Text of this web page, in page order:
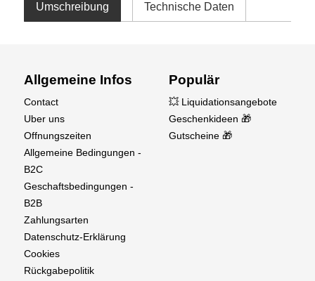
Umschreibung Technische Daten
Allgemeine Infos
Contact
Uber uns
Offnungszeiten
Allgemeine Bedingungen -
B2C
Geschaftsbedingungen -
B2B
Zahlungsarten
Datenschutz-Erklärung
Cookies
Rückgabepolitik
Populär
💥 Liquidationsangebote
Geschenkideen 🎁
Gutscheine 🎁